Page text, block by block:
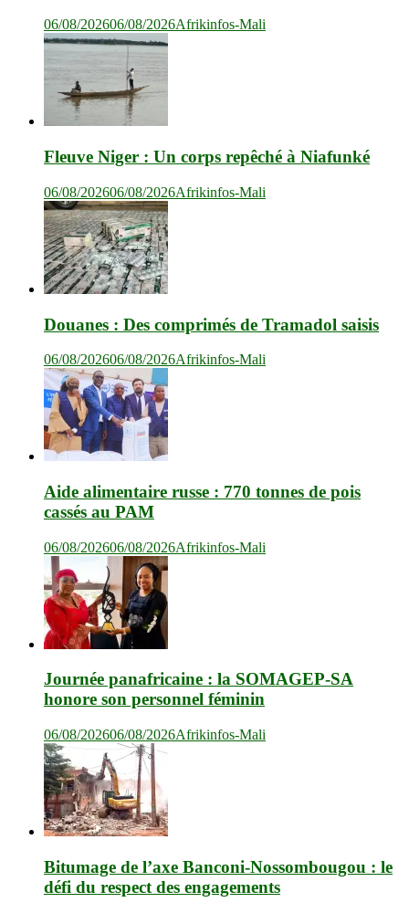
06/08/202606/08/2026Afrikinfos-Mali
Fleuve Niger : Un corps repêché à Niafunké
06/08/202606/08/2026Afrikinfos-Mali
Douanes : Des comprimés de Tramadol saisis
06/08/202606/08/2026Afrikinfos-Mali
Aide alimentaire russe : 770 tonnes de pois
cassés au PAM
06/08/202606/08/2026Afrikinfos-Mali
Journée panafricaine : la SOMAGEP-SA
honore son personnel féminin
06/08/202606/08/2026Afrikinfos-Mali
Bitumage de l’axe Banconi-Nossombougou : le
défi du respect des engagements